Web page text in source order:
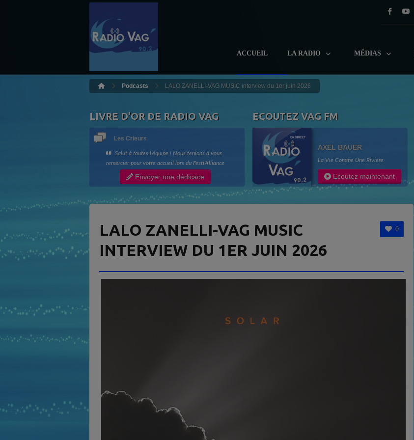
ACCUEIL LA RADIO MÉDIAS
Podcasts LALO ZANELLI-VAG MUSIC interview du 1er juin 2026
LIVRE D'OR DE RADIO VAG
Les Crieurs
Salut à toutes l'équipe ! Nous tenions à vous
remercier pour votre accueil lors du Festi'Alliance
ainsi que votre bonne humeur !! Longue vie à Radio
Vag !! Les Crieurs de Toit
Envoyer une dédicace
ECOUTEZ VAG FM
AXEL BAUER
La Vie Comme Une Riviere
Ecoutez maintenant
0
LALO ZANELLI-VAG MUSIC
INTERVIEW DU 1ER JUIN 2026